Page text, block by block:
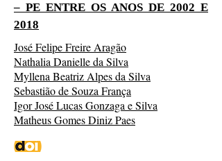
– PE ENTRE OS ANOS DE 2002 E
2018
José Felipe Freire Aragão
Nathalia Danielle da Silva
Myllena Beatriz Alpes da Silva
Sebastião de Souza França
Igor José Lucas Gonzaga e Silva
Matheus Gomes Diniz Paes